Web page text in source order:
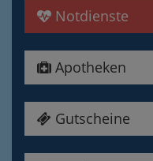
Notdienste
Apotheken
Gutscheine